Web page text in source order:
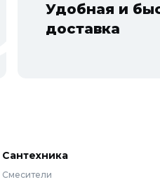
Удобная и
доставка
Сантехника
Смесители